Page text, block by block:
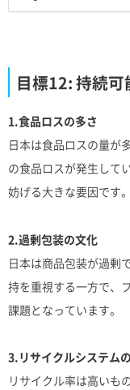
目標12: 持続
1.食品ロスの多さ
日本は食品ロスの量が
の食品ロスが発生して
妨げる大きな要因です。
2.過剰包装の文化
日本は商品包装が過剰
持を重視する一方で、
課題となっています。
3.リサイクルシステム
リサイクル率は高いも